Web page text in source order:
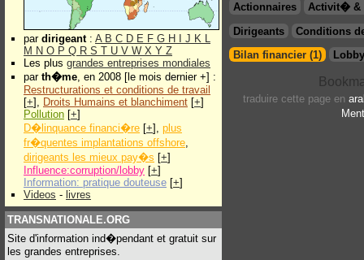
par dirigeant: A B C D E F G H J K L
M N O P Q R S T U V W X Y Z
Les plus grandes entreprises mondiales
par th�me, en 2008 [le mois dernier +] :
Restructurations et conditions de travail
[+], Droits Humains et blanchiment [+]
Pollution [+]
D�linquance financi�re [+], plus
fr�quentes implantations offshore,
dirigeants les mieux pay�s [+]
Influence:corruption/lobby [+]
Information: pratique douteuse [+]
Videos - livres
TRANSNATIONALE.ORG
Site d'information ind�pendant et gratuit sur
les grandes entreprises.
Actionnaires
Activit� &
Dirigeants
Conditions
Bilan financier (1)
traduire cette page en